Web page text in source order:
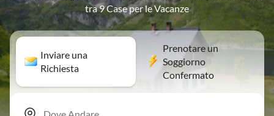
tra 9 Case per le Vacanze
Inviare una
Richiesta
Prenotare un
Soggiorno
Confermato